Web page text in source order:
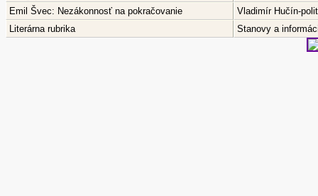
Emil Švec: Nezákonnosť na pokračovanie
Vladimír Hučín-
Literárna rubrika
Stanovy a